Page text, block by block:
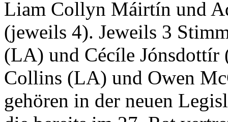
Liam Collyn Máirtín und
(jeweils 4). Jeweils 3
(LA) und Cécíle Jónsdottír
Collins (LA) und Owen
gehören in der neuen